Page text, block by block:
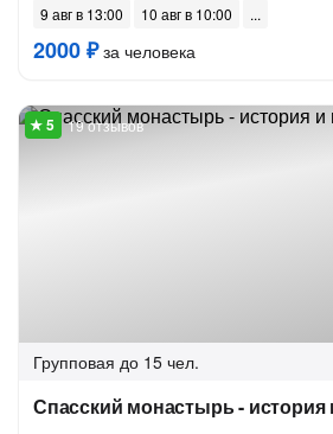
9 авг в 13:00 10 авг в 10:00
2000 ₽за человека
19 отзывов
Групповая до 15 чел.
Спасский монастырь - история